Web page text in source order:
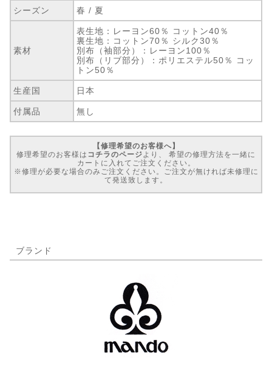
シーズン 春 / 夏
素材
表生地：レーヨン60％ コットン40％
裏生地：コットン70％ シルク30％
別布（袖部分）：レーヨン100％
別布（リブ部分）：ポリエステル50％ コッ
トン50％
生産国 日本
付属品 無し
【修理希望のお客様へ】
修理希望のお客様は コチラのページより、 希望の修理方法を一緒に
カートに入れてご注文ください。
※修理が必要な場合のみご注文ください。ご注文が無ければ未修理に
て発送致します。
ブランド